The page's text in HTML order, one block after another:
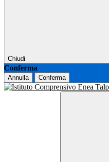
Chiudi
Conferma
Annulla Conferma